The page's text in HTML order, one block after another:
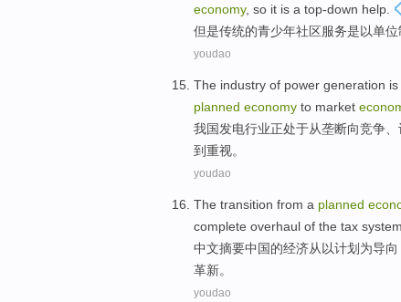
economy, so it is a top-down help.
但是传统的青少年社区服务是以单位
youdao
The industry of power generation is
planned economy to market
我国发电行业正处于从垄断向竞争
到重视。
youdao
The transition from a planned
complete overhaul of the tax system
中文摘要中国的经济从 以计划 为导向
革新。
youdao